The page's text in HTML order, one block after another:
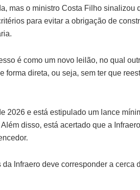
mas o ministro Costa Filho sinalizou
para evitar a obrigação de
é como um novo leilão, no qual
forma direta, ou seja, sem ter que
2026 e está estipulado um lance
disso, está acertado que a
Infraero deve corresponder a cerca